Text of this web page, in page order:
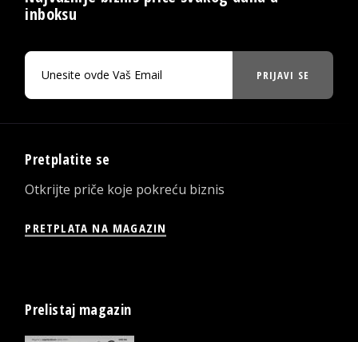
inboksu
PRIJAVI SE
Pretplatite se
Otkrijte priče koje pokreću biznis
PRETPLATA NA MAGAZIN
Prelistaj magazin